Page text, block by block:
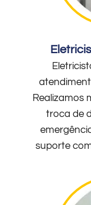
Realizamos
troca de
suporte